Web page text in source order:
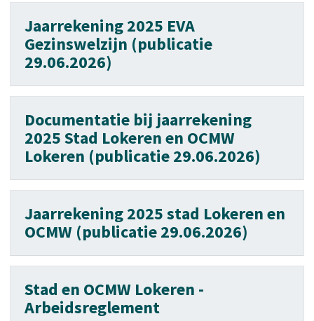
Jaarrekening 2025 EVA
Gezinswelzijn (publicatie
29.06.2026)
Documentatie bij jaarrekening
2025 Stad Lokeren en OCMW
Lokeren (publicatie 29.06.2026)
Jaarrekening 2025 stad Lokeren en
OCMW (publicatie 29.06.2026)
Stad en OCMW Lokeren -
Arbeidsreglement